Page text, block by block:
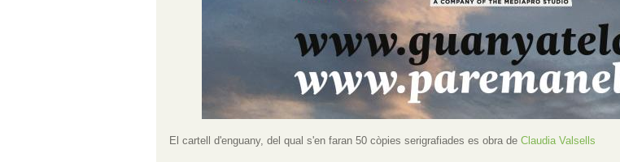
El cartell d'enguany, del qual s'en faran 50 còpies serigrafiades es obra de Claudia Valsells